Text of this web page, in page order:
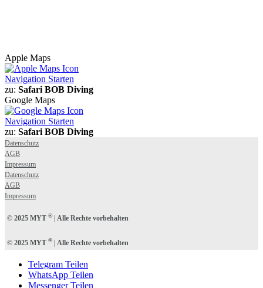
Apple Maps
Navigation Starten
zu: Safari BOB Diving
Google Maps
Navigation Starten
zu: Safari BOB Diving
Datenschutz
AGB
Impressum
Datenschutz
AGB
Impressum
© 2025 MYT ®| Alle Rechte vorbehalten
© 2025 MYT ®| Alle Rechte vorbehalten
Telegram Teilen
WhatsApp Teilen
Messenger Teilen